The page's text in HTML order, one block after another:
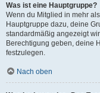
Was ist eine Hauptgruppe?
Wenn du Mitglied in mehr
Hauptgruppe dazu, deine
standardmäßig angezeigt
Berechtigung geben, deine
festzulegen.
Nach oben